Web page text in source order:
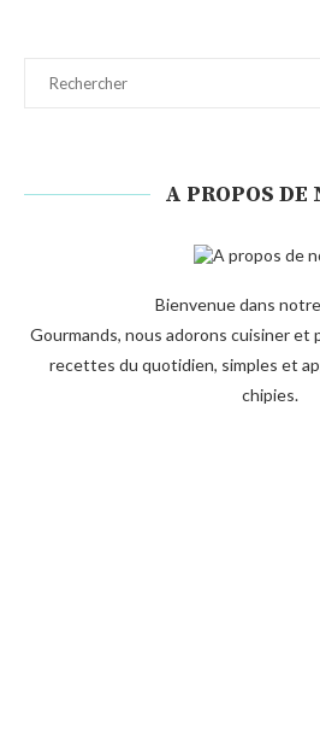
A PROPOS DE
Bienvenue dans
Gourmands, nous adorons cuisiner et
recettes du quotidien, simples et
chipies.